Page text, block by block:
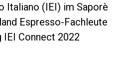
Italiano (IEI) im Saporè
Espresso-Fachleute
Connect 2022